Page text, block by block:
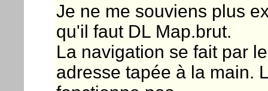
Je ne me souviens plus
qu'il faut DL Map.brut.
La navigation se fait par
adresse tapée à la main.